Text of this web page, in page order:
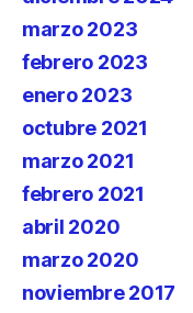
marzo 2023
febrero 2023
enero 2023
octubre 2021
marzo 2021
febrero 2021
abril 2020
marzo 2020
noviembre 2017